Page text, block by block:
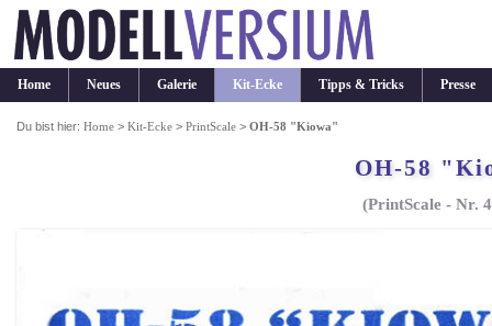
Home Neues Galerie Kit-Ecke Tipps & Tricks Presse
Du bist hier:Home >Kit-Ecke >PrintScale >OH-58 "Kiowa"
OH-58
(PrintScale - Nr.